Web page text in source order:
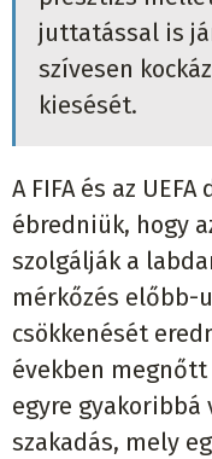
juttatással is
szívesen
kiesését.
A FIFA és az
ébredniük, hogy
szolgálják a
mérkőzés előbb-
csökkenését
években megnőtt
egyre gyakoribbá
szakadás, mely